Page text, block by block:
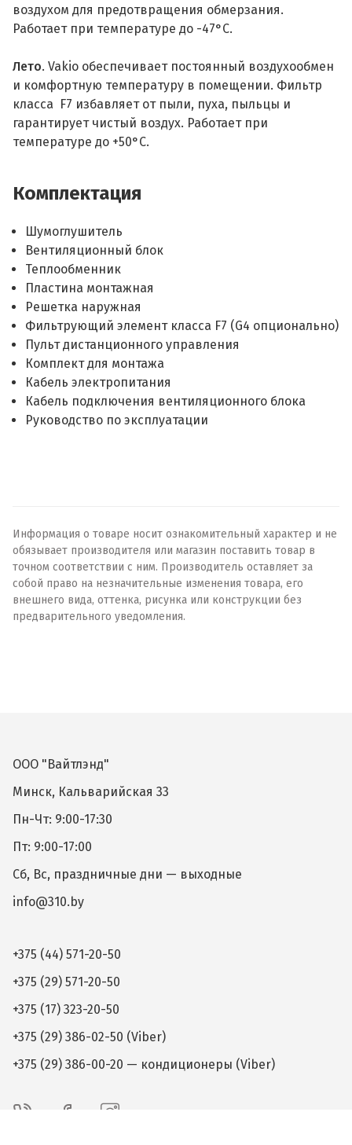
воздухом для предотвращения обмерзания.
Работает при температуре до -47°С.
Лето. Vakio обеспечивает постоянный воздухообмен
и комфортную температуру в помещении. Фильтр
класса F7 избавляет от пыли, пуха, пыльцы и
гарантирует чистый воздух. Работает при
температуре до +50°С.
Комплектация
Шумоглушитель
Вентиляционный блок
Теплообменник
Пластина монтажная
Решетка наружная
Фильтрующий элемент класса F7 (G4 опционально)
Пульт дистанционного управления
Комплект для монтажа
Кабель электропитания
Кабель подключения вентиляционного блока
Руководство по эксплуатации
Информация о товаре носит ознакомительный характер и не
обязывает производителя или магазин поставить товар в
точном соответствии с ним. Производитель оставляет за
собой право на незначительные изменения товара, его
внешнего вида, оттенка, рисунка или конструкции без
предварительного уведомления.
ООО "Вайтлэнд"
Минск, Кальварийская 33
Пн-Чт: 9:00-17:30
Пт: 9:00-17:00
Сб, Вс, праздничные дни — выходные
info@310.by
+375 (44) 571-20-50
+375 (29) 571-20-50
+375 (17) 323-20-50
+375 (29) 386-02-50 (Viber)
+375 (29) 386-00-20 — кондиционеры (Viber)